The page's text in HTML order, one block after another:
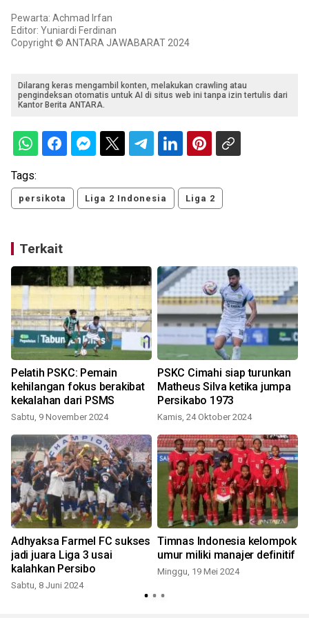
Pewarta: Achmad Irfan
Editor: Yuniardi Ferdinan
Copyright © ANTARA JAWABARAT 2024
Dilarang keras mengambil konten, melakukan crawling atau
pengindeksan otomatis untuk AI di situs web ini tanpa izin tertulis dari
Kantor Berita ANTARA.
Tags:
persikota Liga 2 Indonesia Liga 2
Terkait
Pelatih PSKC: Pemain
kehilangan fokus berakibat
kekalahan dari PSMS
Sabtu, 9 November 2024
PSKC Cimahi siap turunkan
Matheus Silva ketika jumpa
Persikabo 1973
Kamis, 24 Oktober 2024
Adhyaksa Farmel FC sukses
jadi juara Liga 3 usai
kalahkan Persibo
Sabtu, 8 Juni 2024
Timnas Indonesia kelompok
umur miliki manajer definitif
Minggu, 19 Mei 2024